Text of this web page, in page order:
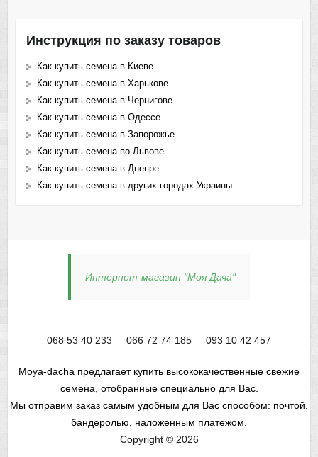
Инструкция по заказу товаров
Как купить семена в Киеве
Как купить семена в Харькове
Как купить семена в Чернигове
Как купить семена в Одессе
Как купить семена в Запорожье
Как купить семена во Львове
Как купить семена в Днепре
Как купить семена в других городах Украины
Интернет-магазин "Моя Дача"
068 53 40 233 066 72 74 185 093 10 42 457
Moya-dacha предлагает купить высококачественные свежие
семена, отобранные специально для Вас.
Мы отправим заказ самым удобным для Вас способом: почтой,
бандеролью, наложенным платежом.
Copyright © 2026